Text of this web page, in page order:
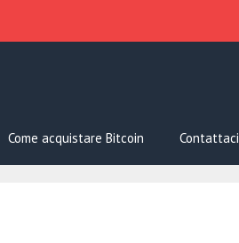
Come acquistare Bitcoin Contattaci